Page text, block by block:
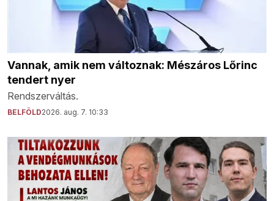
Vannak, amik nem változnak: Mészáros Lőrinc
tendert nyer
Rendszerváltás.
BELFÖLD2026. aug. 7. 10:33